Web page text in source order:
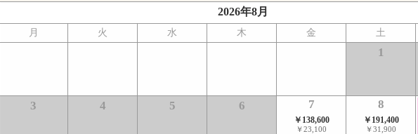
2026年8月
月 火 水 木 金 土
1
3 4 5 6 7
￥138,600
￥23,100
8
￥191,400
￥31,900